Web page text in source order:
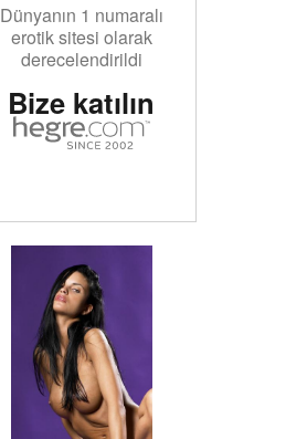
Dünyanın 1 numaralı
erotik sitesi olarak
derecelendirildi
Bize katılın